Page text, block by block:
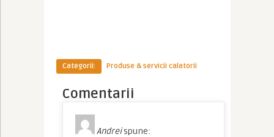
Categorii: Produse & servicii calatorii
Comentarii
Andrei spune: